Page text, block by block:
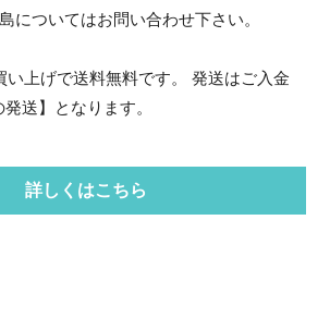
についてはお問い合わせ下さい。
い上げで送料無料です。 発送はご入金
送】となります。
詳しくはこちら